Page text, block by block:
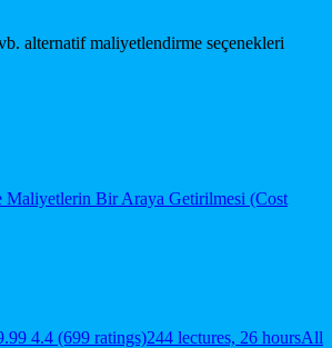
alternatif maliyetlendirme seçenekleri
Maliyetlerin Bir Araya Getirilmesi (Cost
4.4 (699 ratings)244 lectures, 26 hoursAll